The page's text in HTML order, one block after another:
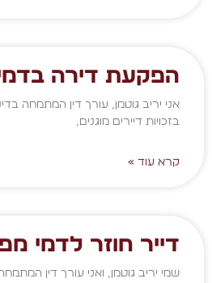
הפקעת דירה
אני יריב גוטמן, עורך דין המתמחה
בזכויות דיירים מוגנים,
קרא עוד »
דייר חוזר לדמי
שמי יריב גוטמן, ואני עורך דין